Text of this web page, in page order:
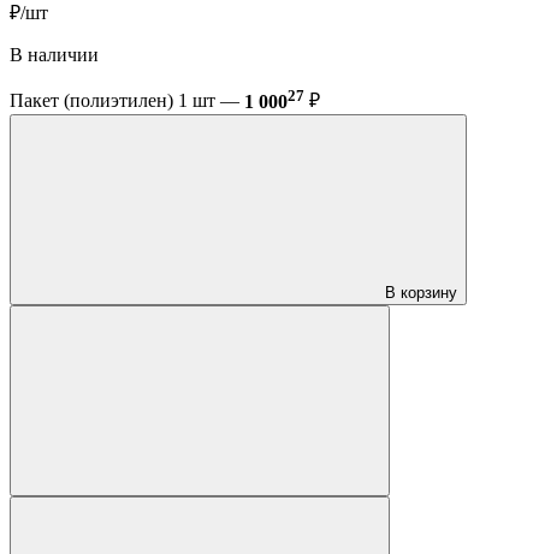
₽/шт
В наличии
Пакет (полиэтилен) 1 шт — 1 00027 ₽
В корзину